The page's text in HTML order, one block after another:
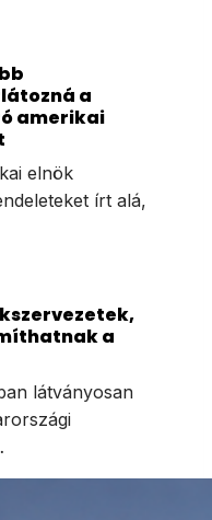
a
amerikai
elnök
írt alá,
a
látványosan